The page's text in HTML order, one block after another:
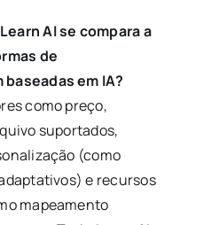
AI se compara a
de
em IA?
como preço,
suportados,
(como
e recursos
mapeamento